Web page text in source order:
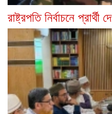
রাষ্ট্রপতি নির্বাচনে